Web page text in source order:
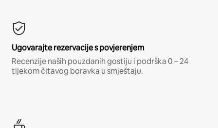
Ugovarajte rezervacije s povjerenjem
Recenzije naših pouzdanih gostiju i podrška 0 – 24
tijekom čitavog boravka u smještaju.